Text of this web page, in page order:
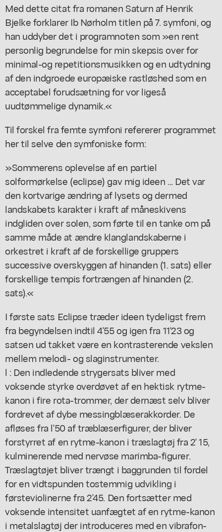
Med dette citat fra romanen Saturn af Henrik
Bjelke forklarer Ib Nørholm titlen på 7. symfoni, og
han uddyber det i programnoten som »en rent
personlig begrundelse for min skepsis over for
minimal-og repetitionsmusikken og en udtydning
af den indgroede europæiske rastløshed som en
acceptabel forudsætning for vor ligeså
uudtømmelige dynamik.«
Til forskel fra femte symfoni refererer programmet
her til selve den symfoniske form:
»Sommerens oplevelse af en partiel
solformørkelse (eclipse) gav mig ideen ... Det var
den kortvarige ændring af lysets og dermed
landskabets karakter i kraft af måneskivens
indgliden over solen, som førte til en tanke om på
samme måde at ændre klanglandskaberne i
orkestret i kraft af de forskellige gruppers
successive overskyggen af hinanden (1. sats) eller
forskellige tempis fortrængen af hinanden (2.
sats).«
I første sats Eclipse træder ideen tydeligst frern
fra begyndelsen indtil 4'55 og igen fra 11'23 og
satsen ud takket være en kontrasterende vekslen
mellem melodi- og slaginstrumenter.
l : Den indledende strygersats bliver med
voksende styrke overdøvet af en hektisk rytme-
kanon i fire rota-trommer, der dernæst selv bliver
fordrevet af dybe messingblæserakkorder. De
afløses fra l'50 af træblæserfigurer, der bliver
forstyrret af en rytme-kanon i træslagtøj fra 2' 15,
kulminerende med nervøse marimba-figurer.
Træslagtøjet bliver trængt i baggrunden til fordel
for en vidtspunden tostemmig udvikling i
førsteviolinerne fra 2'45. Den fortsætter med
voksende intensitet uanfægtet af en rytme-kanon
i metalslagtøj der introduceres med en vibrafon-